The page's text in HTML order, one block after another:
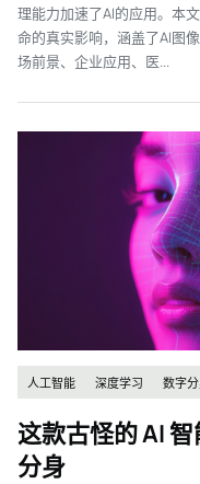
理能力加速了AI的应用。本
命的真实影响，涵盖了AI图
场前景、企业应用、医...
人工智能 深度学习 数字
这款古怪的 AI
分身